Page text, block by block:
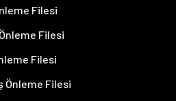
Filesi
Filesi
Filesi
Önleme Filesi